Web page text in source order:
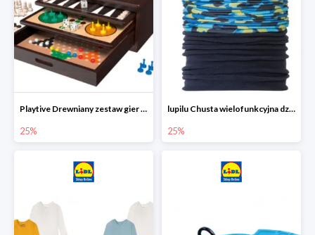
Playtive Drewniany zestaw gier 10 w 1
25%
lupilu Chusta wielofunkcyjna dziecięca
25%